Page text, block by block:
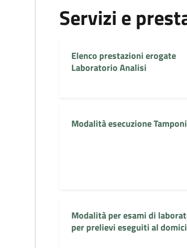
Servizi e
Elenco prestazioni erogate
Laboratorio Analisi
Modalità esecuzione Tamponi
Modalità per esami di
per prelievi eseguiti al